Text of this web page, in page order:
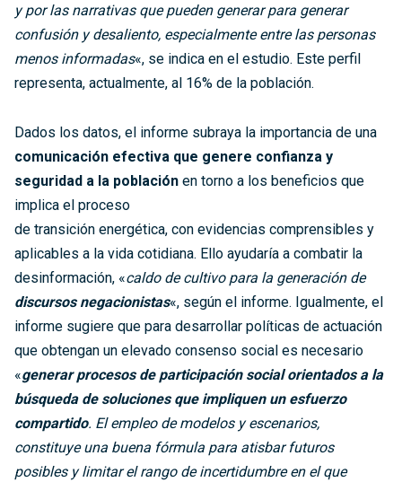
y por las narrativas que pueden generar para generar
confusión y desaliento, especialmente entre las personas
menos informadas«, se indica en el estudio. Este perfil
representa, actualmente, al 16% de la población.
Dados los datos, el informe subraya la importancia de una
comunicación efectiva que genere confianza y
seguridad a la población en torno a los beneficios que
implica el proceso
de transición energética, con evidencias comprensibles y
aplicables a la vida cotidiana. Ello ayudaría a combatir la
desinformación, «caldo de cultivo para la generación de
discursos negacionistas«, según el informe. Igualmente, el
informe sugiere que para desarrollar políticas de actuación
que obtengan un elevado consenso social es necesario
«generar procesos de participación social orientados a la
búsqueda de soluciones que impliquen un esfuerzo
compartido. El empleo de modelos y escenarios,
constituye una buena fórmula para atisbar futuros
posibles y limitar el rango de incertidumbre en el que